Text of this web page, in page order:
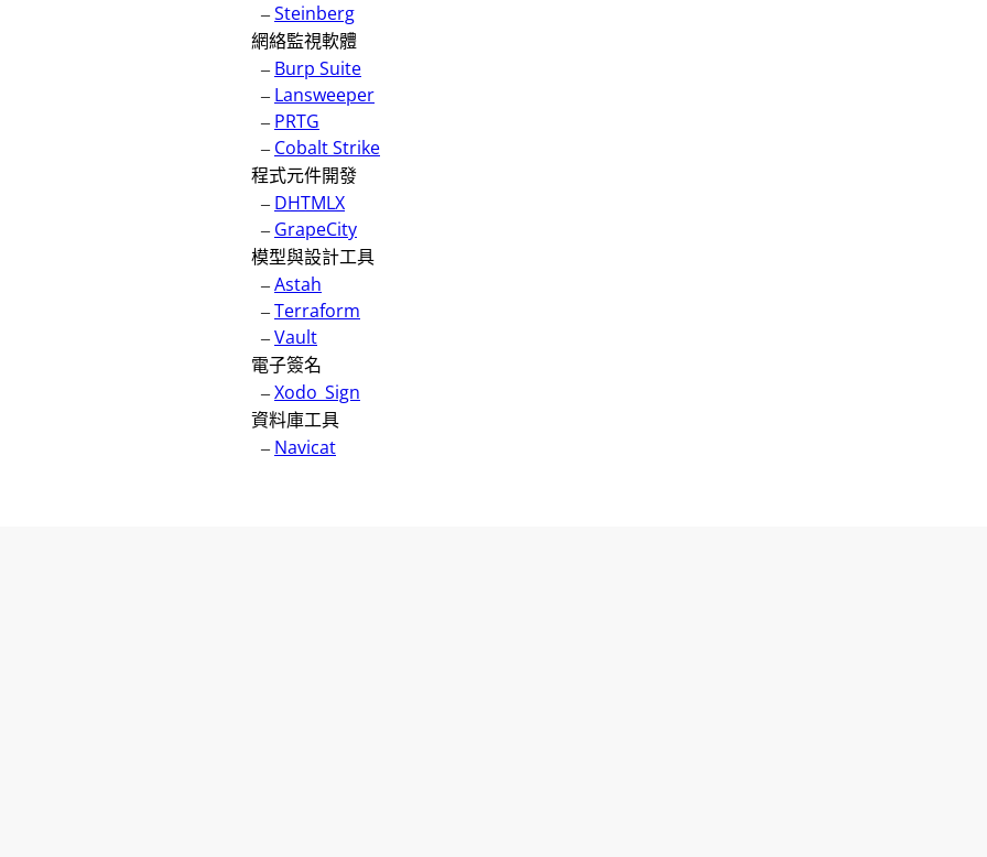
–Steinberg
網絡監視軟體
– Burp Suite
– Lansweeper
– PRTG
– Cobalt Strike
程式元件開發
– DHTMLX
– GrapeCity
模型與設計工具
–Astah
–Terraform
–Vault
電子簽名
–Xodo_Sign
資料庫工具
– Navicat